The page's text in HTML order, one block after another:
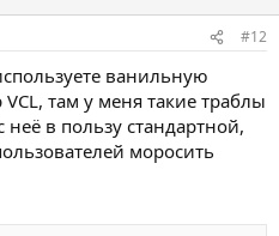
#12
ванильную
там у меня такие траблы
в пользу стандартной,
моросить